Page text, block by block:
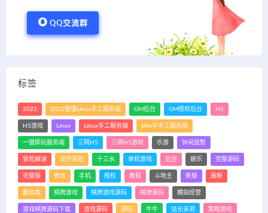
QQ交流群
标签
2022 2022整理Linux手工服务端 GM后台 GM授权后台 H5
H5游戏 Linux Linux手工服务端 Win半手工服务端
一键即玩服务端 三网H5 三网H5游戏 乐游 休闲益智
冒险解谜 动作冒险 十三水 单机游戏 后台 娱乐 完整源码
完整版 微信 手机 授权 教程 斗地主 新版 最新
服务端 棋牌游戏 棋牌游戏源码 棋牌源码 模拟经营
游戏棋牌源码下载 游戏源码 源码 牛牛 站长亲测 策略游戏